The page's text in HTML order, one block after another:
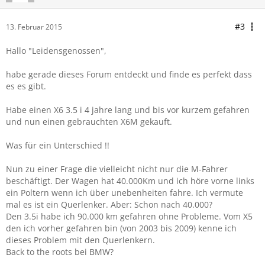
13. Februar 2015 #3
Hallo "Leidensgenossen",
habe gerade dieses Forum entdeckt und finde es perfekt dass
es es gibt.
Habe einen X6 3.5 i 4 jahre lang und bis vor kurzem gefahren
und nun einen gebrauchten X6M gekauft.
Was für ein Unterschied !!
Nun zu einer Frage die vielleicht nicht nur die M-Fahrer
beschäftigt. Der Wagen hat 40.000Km und ich höre vorne links
ein Poltern wenn ich über unebenheiten fahre. Ich vermute
mal es ist ein Querlenker. Aber: Schon nach 40.000?
Den 3.5i habe ich 90.000 km gefahren ohne Probleme. Vom X5
den ich vorher gefahren bin (von 2003 bis 2009) kenne ich
dieses Problem mit den Querlenkern.
Back to the roots bei BMW?